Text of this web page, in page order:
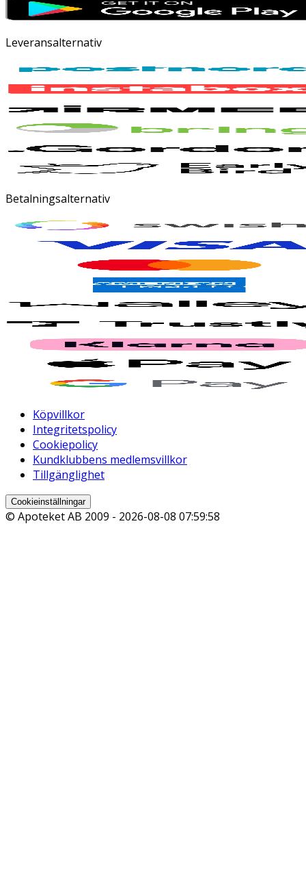
Leveransalternativ
Betalningsalternativ
Köpvillkor
Integritetspolicy
Cookiepolicy
Kundklubbens medlemsvillkor
Tillgänglighet
Cookieinställningar
© Apoteket AB 2009 - 2026-08-08 07:59:58